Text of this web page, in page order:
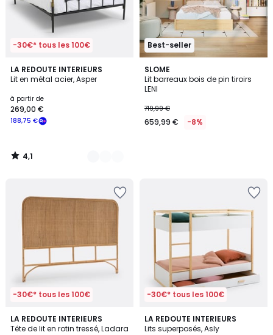
-30€* tous les 100€
LA REDOUTE INTERIEURS
Lit en métal acier, Asper
à partir de
188,75 €
269,00 €
4,1
/ 5
2
Couleurs
4,1
/
Best-seller
SLOME
Lit barreaux bois de pin tiroirs
LENI
719,99 €
659,99 € -8%
-30€* tous les 100€
LA REDOUTE INTERIEURS
Tête de lit en rotin tressé, Ladara
4,4
/ 5
-30€* tous les 100€
LA REDOUTE INTERIEURS
Lits superposés, Asly
5
/